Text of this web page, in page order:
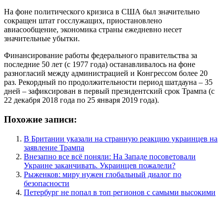
На фоне политического кризиса в США был значительно
сокращен штат госслужащих, приостановлено
авиасообщение, экономика страны ежедневно несет
значительные убытки.
Финансирование работы федерального правительства за
последние 50 лет (с 1977 года) останавливалось на фоне
разногласий между администрацией и Конгрессом более 20
раз. Рекордный по продолжительности период шатдауна – 35
дней – зафиксирован в первый президентский срок Трампа (с
22 декабря 2018 года по 25 января 2019 года).
Похожие записи:
В Британии указали на странную реакцию украинцев на
заявление Трампа
Внезапно все всё поняли: На Западе посоветовали
Украине заканчивать. Украинцев пожалели?
Рыженков: миру нужен глобальный диалог по
безопасности
Петербург не попал в топ регионов с самыми высокими